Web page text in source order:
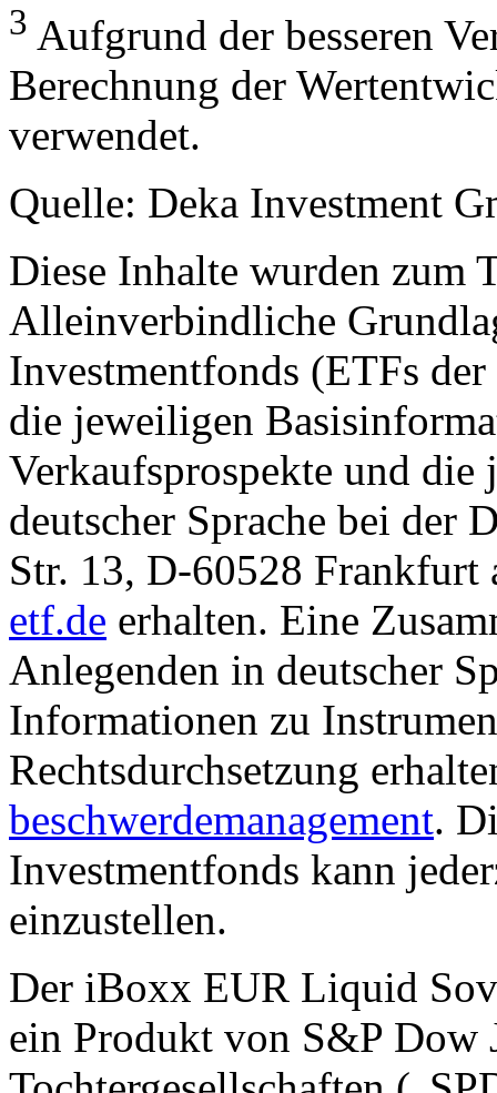
3 Aufgrund der besseren
Berechnung der
verwendet.
Quelle: Deka Investment
Diese Inhalte wurden zum
Alleinverbindliche
Investmentfonds (ETFs
die jeweiligen
Verkaufsprospekte und
deutscher Sprache bei der
Str. 13, D-60528
etf.de erhalten. Eine
Anlegenden in deutscher
Informationen zu
Rechtsdurchsetzung
beschwerdemanagement.
Investmentfonds kann
einzustellen.
Der iBoxx EUR Liquid
ein Produkt von S&P Dow